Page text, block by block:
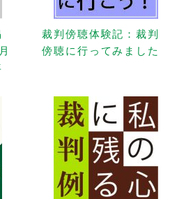
裁判傍聴体験記：裁判
傍聴に行ってみました